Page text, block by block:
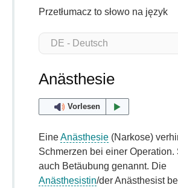
Przetłumacz to słowo na język
Anästhesie
Vorlesen
EineAnästhesie (Narkose)
Schmerzen bei einer Operation.
auch Betäubung genannt. Die
Anästhesistin/der Anästhesist